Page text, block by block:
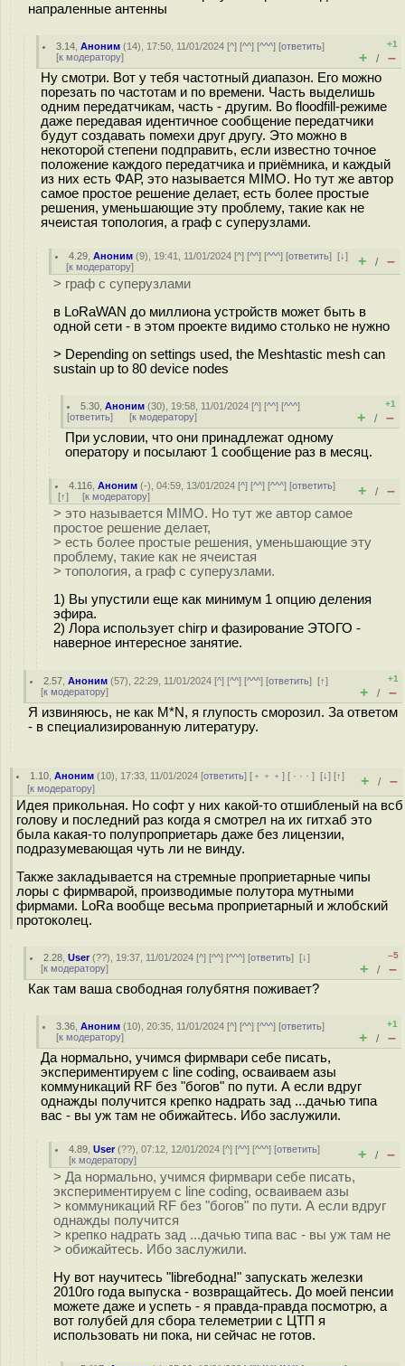
напраленные антенны
3.14 ,Аноним (14), 17:50, 11/01/2024 [^] [^^] [^^^] [ответить]
[к модератору]
+1
+ / –
Ну смотри. Вот у тебя частотный диапазон. Его можно
порезать по частотам и по времени. Часть выделишь
одним передатчикам, часть - другим. Во floodfill-режиме
даже передавая идентичное сообщение передатчики
будут создавать помехи друг другу. Это можно в
некоторой степени подправить, если известно точное
положение каждого передатчика и приёмника, и каждый
из них есть ФАР, это называется MIMO. Но тут же автор
самое простое решение делает, есть более простые
решения, уменьшающие эту проблему, такие как не
ячеистая топология, а граф с суперузлами.
4.29 ,Аноним (9), 19:41, 11/01/2024 [^] [^^] [^^^] [ответить][↓]
[к модератору] + / –
> граф с суперузлами
в LoRaWAN до миллиона устройств может быть в
одной сети - в этом проекте видимо столько не нужно
> Depending on settings used, the Meshtastic mesh can
sustain up to 80 device nodes
5.30 ,Аноним (30), 19:58, 11/01/2024 [^] [^^] [^^^]
[ответить] [к модератору]
+1
+ / –
При условии, что они принадлежат одному
оператору и посылают 1 сообщение раз в месяц.
4.116 ,Аноним (-), 04:59, 13/01/2024 [^] [^^] [^^^] [ответить]
[↑] [к модератору] + / –
> это называется MIMO. Но тут же автор самое
простое решение делает,
> есть более простые решения, уменьшающие эту
проблему, такие как не ячеистая
> топология, а граф с суперузлами.
1) Вы упустили еще как минимум 1 опцию деления
эфира.
2) Лора использует chirp и фазирование ЭТОГО -
наверное интересное занятие.
2.57 ,Аноним (57), 22:29, 11/01/2024 [^] [^^] [^^^] [ответить][↑]
[к модератору]
+1
+ / –
Я извиняюсь, не как M*N, я глупость сморозил. За ответом
- в специализированную литературу.
1.10 ,Аноним (10), 17:33, 11/01/2024 [ответить] [ ﹢﹢﹢] [ · · ·][↓] [↑]
[к модератору] + / –
Идея прикольная. Но софт у них какой-то отшибленый на всб
голову и последний раз когда я смотрел на их гитхаб это
была какая-то полупроприетарь даже без лицензии,
подразумевающая чуть ли не винду.
Также закладывается на стремные проприетарные чипы
лоры с фирмварой, производимые полутора мутными
фирмами. LoRa вообще весьма проприетарный и жлобский
протоколец.
2.28 ,User(??), 19:37, 11/01/2024 [^] [^^] [^^^] [ответить][↓]
[к модератору]
–5
+ / –
Как там ваша свободная голубятня поживает?
3.36 ,Аноним (10), 20:35, 11/01/2024 [^] [^^] [^^^] [ответить]
[к модератору]
+1
+ / –
Да нормально, учимся фирмвари себе писать,
экспериментируем с line coding, осваиваем азы
коммуникаций RF без "богов" по пути. А если вдруг
однажды получится крепко надрать зад ...дачью типа
вас - вы уж там не обижайтесь. Ибо заслужили.
4.89 ,User(??), 07:12, 12/01/2024 [^] [^^] [^^^] [ответить]
[к модератору] + / –
> Да нормально, учимся фирмвари себе писать,
экспериментируем с line coding, осваиваем азы
> коммуникаций RF без "богов" по пути. А если вдруг
однажды получится
> крепко надрать зад ...дачью типа вас - вы уж там не
> обижайтесь. Ибо заслужили.
Ну вот научитесь "libreбодна!" запускать железки
2010го года выпуска - возвращайтесь. До моей пенсии
можете даже и успеть - я правда-правда посмотрю, а
вот голубей для сбора телеметрии с ЦТП я
использовать ни пока, ни сейчас не готов.